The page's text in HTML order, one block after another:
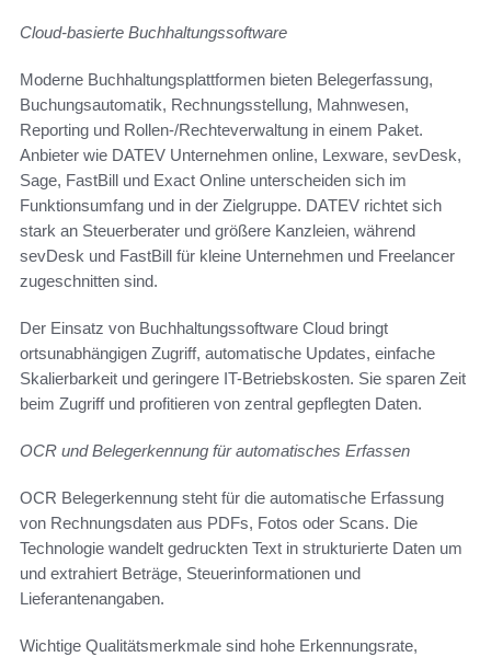
Cloud-basierte Buchhaltungssoftware
Moderne Buchhaltungsplattformen bieten Belegerfassung,
Buchungsautomatik, Rechnungsstellung, Mahnwesen,
Reporting und Rollen-/Rechteverwaltung in einem Paket.
Anbieter wie DATEV Unternehmen online, Lexware, sevDesk,
Sage, FastBill und Exact Online unterscheiden sich im
Funktionsumfang und in der Zielgruppe. DATEV richtet sich
stark an Steuerberater und größere Kanzleien, während
sevDesk und FastBill für kleine Unternehmen und Freelancer
zugeschnitten sind.
Der Einsatz von Buchhaltungssoftware Cloud bringt
ortsunabhängigen Zugriff, automatische Updates, einfache
Skalierbarkeit und geringere IT-Betriebskosten. Sie sparen Zeit
beim Zugriff und profitieren von zentral gepflegten Daten.
OCR und Belegerkennung für automatisches Erfassen
OCR Belegerkennung steht für die automatische Erfassung
von Rechnungsdaten aus PDFs, Fotos oder Scans. Die
Technologie wandelt gedruckten Text in strukturierte Daten um
und extrahiert Beträge, Steuerinformationen und
Lieferantenangaben.
Wichtige Qualitätsmerkmale sind hohe Erkennungsrate,